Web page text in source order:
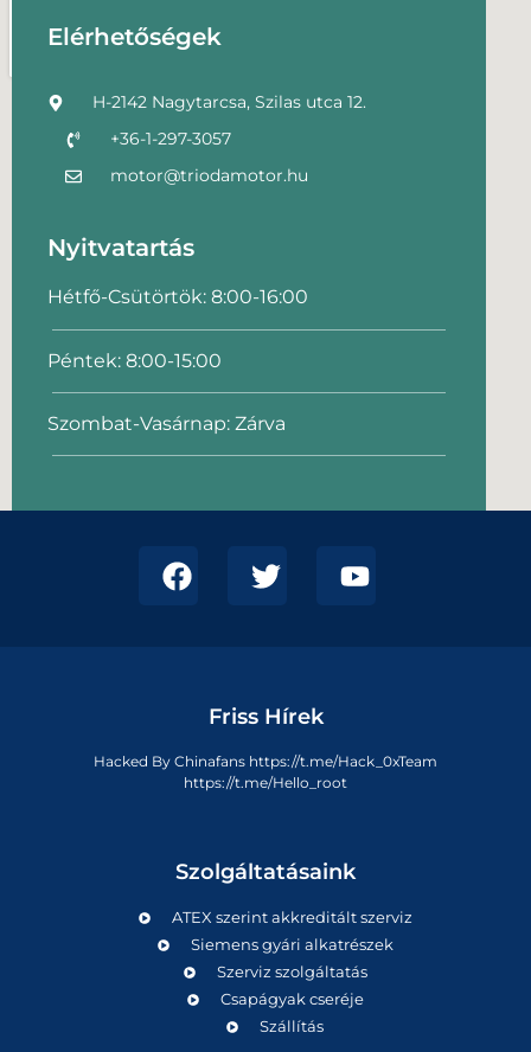
Elérhetőségek
H-2142 Nagytarcsa, Szilas utca 12.
+36-1-297-3057
motor@triodamotor.hu
Nyitvatartás
Hétfő-Csütörtök: 8:00-16:00
Péntek: 8:00-15:00
Szombat-Vasárnap: Zárva
Friss Hírek
Hacked By Chinafans https://t.me/Hack_0xTeam
https://t.me/Hello_root
Szolgáltatásaink
ATEX szerint akkreditált szerviz
Siemens gyári alkatrészek
Szerviz szolgáltatás
Csapágyak cseréje
Szállítás